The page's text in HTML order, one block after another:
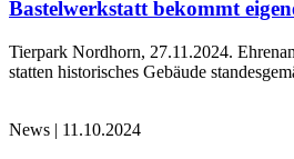
Bastelwerkstatt bekommt
Tierpark Nordhorn, 27.11.2024.
statten historisches Gebäude
News | 11.10.2024